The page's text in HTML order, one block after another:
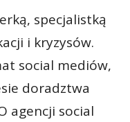
specjalistką
i kryzysów.
social mediów,
doradztwa
agencji social